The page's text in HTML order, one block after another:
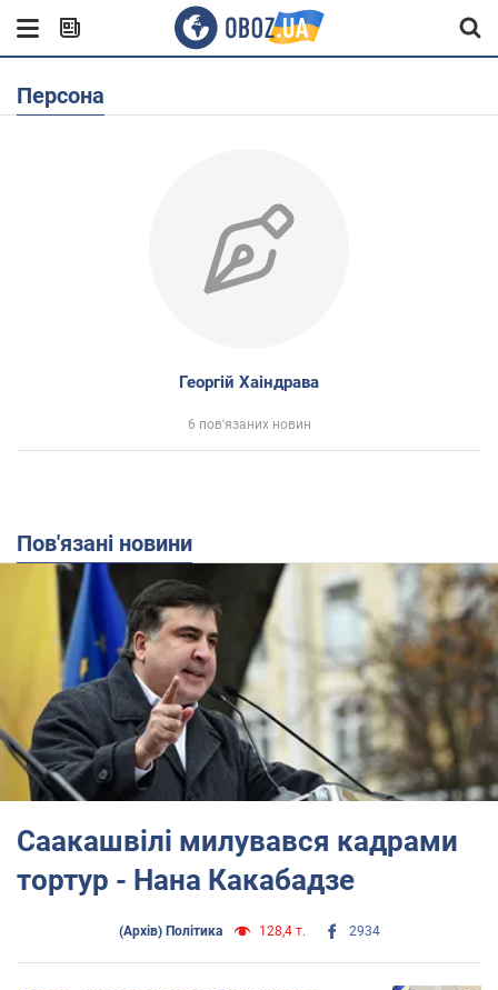
Персона
Георгій Хаіндрава
6 пов'язаних новин
Пов'язані новини
Саакашвілі милувався кадрами
тортур - Нана Какабадзе
(Архів) Політика 128,4 т. 2934